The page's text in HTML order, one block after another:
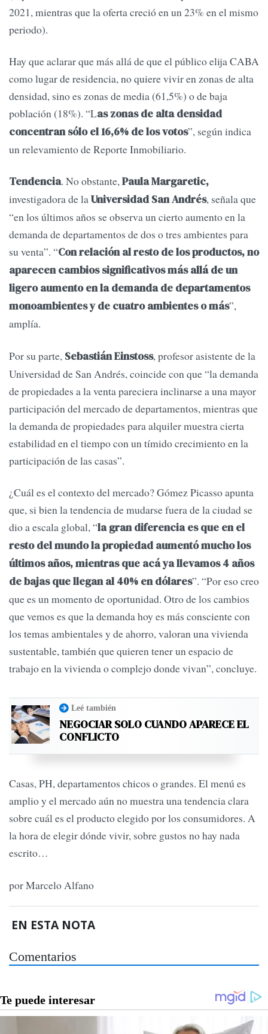
2021, mientras que la oferta creció en un 23% en el mismo
periodo).
Hay que aclarar que más allá de que el público elija CABA
como lugar de residencia, no quiere vivir en zonas de alta
densidad, sino es zonas de media (61,5%) o de baja
población (18%). “Las zonas de alta densidad
concentran sólo el 16,6% de los votos”, según indica
un relevamiento de Reporte Inmobiliario.
Tendencia. No obstante,Paula Margaretic,
investigadora de laUniversidad San Andrés, señala que
“en los últimos años se observa un cierto aumento en la
demanda de departamentos de dos o tres ambientes para
su venta”. “Con relación al resto de los productos, no
aparecen cambios significativos más allá de un
ligero aumento en la demanda de departamentos
monoambientes y de cuatro ambientes o más”,
amplía.
Por su parte, Sebastián Einstoss, profesor asistente de la
Universidad de San Andrés, coincide con que “la demanda
de propiedades a la venta pareciera inclinarse a una mayor
participación del mercado de departamentos, mientras que
la demanda de propiedades para alquiler muestra cierta
estabilidad en el tiempo con un tímido crecimiento en la
participación de las casas”.
¿Cuál es el contexto del mercado? Gómez Picasso apunta
que, si bien la tendencia de mudarse fuera de la ciudad se
dio a escala global, “la gran diferencia es que en el
resto del mundo la propiedad aumentó mucho los
últimos años, mientras que acá ya llevamos 4 años
de bajas que llegan al 40% en dólares”. “Por eso creo
que es un momento de oportunidad. Otro de los cambios
que vemos es que la demanda hoy es más consciente con
los temas ambientales y de ahorro, valoran una vivienda
sustentable, también que quieren tener un espacio de
trabajo en la vivienda o complejo donde vivan”, concluye.
Leé también
NEGOCIAR SOLO CUANDO APARECE EL
CONFLICTO
Casas, PH, departamentos chicos o grandes. El menú es
amplio y el mercado aún no muestra una tendencia clara
sobre cuál es el producto elegido por los consumidores. A
la hora de elegir dónde vivir, sobre gustos no hay nada
escrito…
por Marcelo Alfano
EN ESTA NOTA
Comentarios